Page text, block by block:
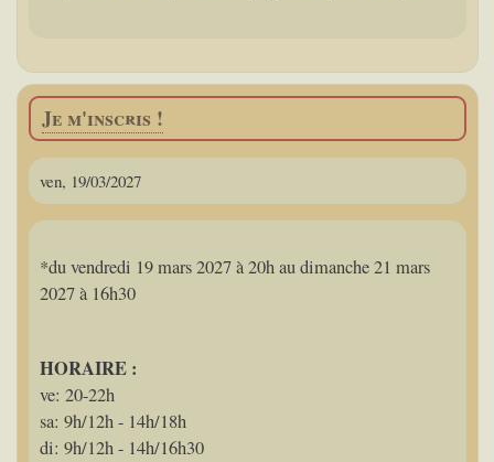
Je m'inscris !
ven, 19/03/2027
*du vendredi 19 mars 2027 à 20h au dimanche 21 mars
2027 à 16h30
HORAIRE :
ve: 20-22h
sa: 9h/12h - 14h/18h
di: 9h/12h - 14h/16h30